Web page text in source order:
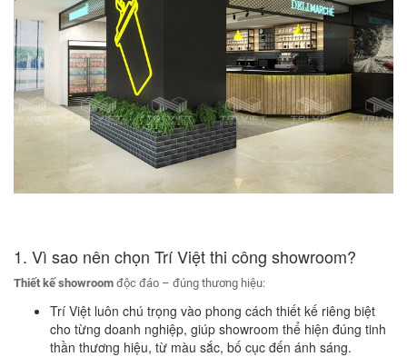
1. Vì sao nên chọn Trí Việt thi công showroom?
Thiết kếshowroom độc đáo – đúng thương hiệu:
Trí Việt luôn chú trọng vào phong cách thiết kế riêng biệt
cho từng doanh nghiệp, giúp showroom thể hiện đúng tinh
thần thương hiệu, từ màu sắc, bố cục đến ánh sáng.